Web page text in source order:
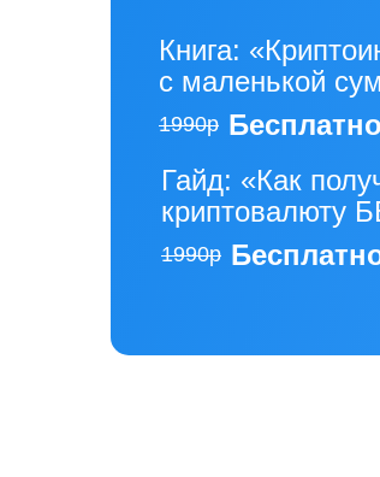
Книга:
с маленькой
Бесплатно
1990р
Гайд: «Как
криптовалюту
1990р